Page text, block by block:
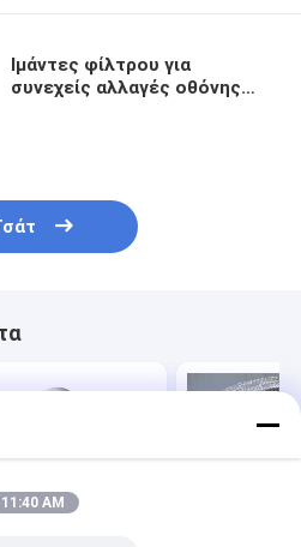
Ιμάντες φίλτρου για
συνεχείς αλλαγές οθόνης
11:40 AM